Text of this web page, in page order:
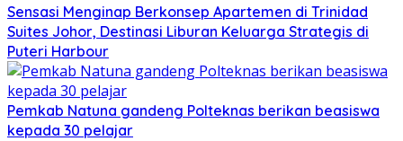
Sensasi Menginap Berkonsep Apartemen di Trinidad
Suites Johor, Destinasi Liburan Keluarga Strategis di
Puteri Harbour
Pemkab Natuna gandeng Polteknas berikan beasiswa
kepada 30 pelajar